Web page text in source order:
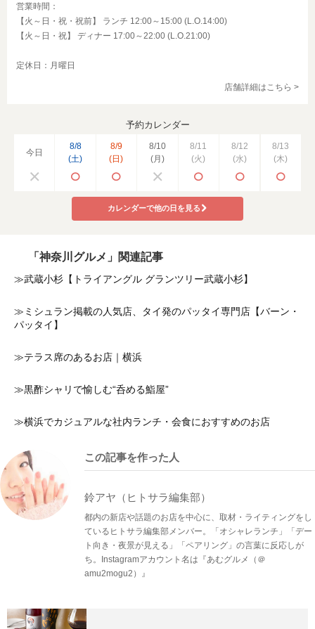
営業時間：
【火～日・祝・祝前】 ランチ 12:00～15:00 (L.O.14:00)
【火～日・祝】 ディナー 17:00～22:00 (L.O.21:00)
定休日：月曜日
店舗詳細はこちら >
予約カレンダー
今日
8/8
(土)
8/9
(日)
8/10
(月)
8/11
(火)
8/12
(水)
8/13
(木)
カレンダーで他の日を見る
「神奈川グルメ」関連記事
≫武蔵小杉【トライアングル グランツリー武蔵小杉】
≫ミシュラン掲載の人気店、タイ発のパッタイ専門店【バーン・
パッタイ】
≫テラス席のあるお店｜横浜
≫黒酢シャリで愉しむ“呑める鮨屋”
≫横浜でカジュアルな社内ランチ・会食におすすめのお店
この記事を作った人
鈴アヤ（ヒトサラ編集部）
都内の新店や話題のお店を中心に、取材・ライティングをし
ているヒトサラ編集部メンバー。「オシャレランチ」「デー
ト向き・夜景が見える」「ペアリング」の言葉に反応しが
ち。Instagramアカウント名は『あむグルメ（＠
amu2mogu2）』